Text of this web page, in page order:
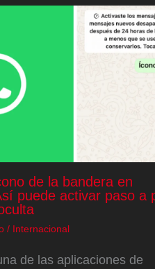
de la bandera en
puede activar paso a
/ Internacional
de las aplicaciones de